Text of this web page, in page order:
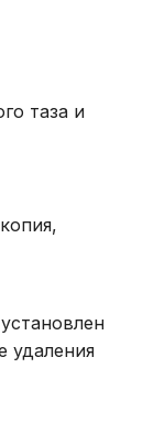
таза и
удаления